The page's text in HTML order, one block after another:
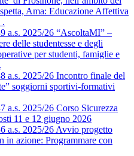
Ama: Educazione Affettiva
.
a.s. 2025/26 “AscoltaMI” –
delle studentesse e degli
per studenti, famiglie e
a.s. 2025/26 Incontro finale del
soggiorni sportivi‑formativi
a.s. 2025/26 Corso Sicurezza
11 e 12 giugno 2026
a.s. 2025/26 Avvio progetto
in azione: Programmare con